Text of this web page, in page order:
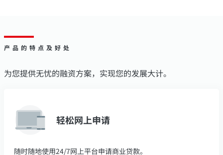
产品的特点及好处
为您提供无忧的融资方案，实现您的发展大计。
轻松网上申请
随时随地使用24/7网上平台申请商业贷款。